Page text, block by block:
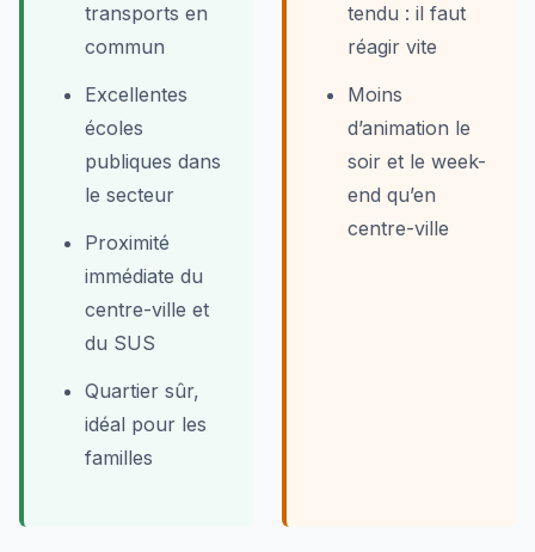
transports en
commun
Excellentes
écoles
publiques dans
le secteur
Proximité
immédiate du
centre-ville et
du SUS
Quartier sûr,
idéal pour les
familles
tendu : il faut
réagir vite
Moins
d’animation le
soir et le week-
end qu’en
centre-ville